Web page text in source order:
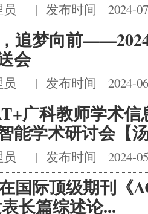
员 | 发布时间 2024-
追梦向前
会
员 | 发布时间 2024-
广科教师学术
能学术研讨会【
员 | 发布时间 2024-
国际顶级期刊《
长篇综述论...